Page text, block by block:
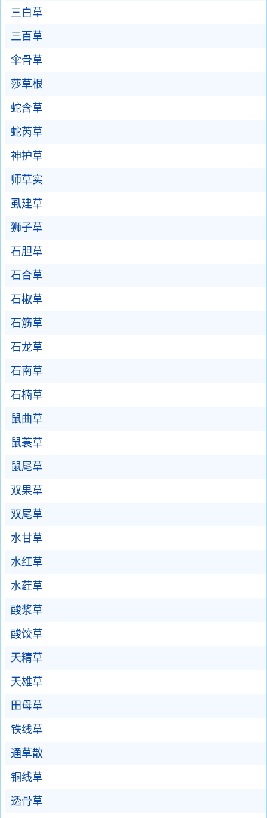
三白草
三百草
伞骨草
莎草根
蛇含草
蛇芮草
神护草
师草实
虱建草
狮子草
石胆草
石合草
石椒草
石筋草
石龙草
石南草
石楠草
鼠曲草
鼠蓑草
鼠尾草
双果草
双尾草
水甘草
水红草
水荭草
酸浆草
酸饺草
天精草
天雄草
田母草
铁线草
通草散
铜线草
透骨草